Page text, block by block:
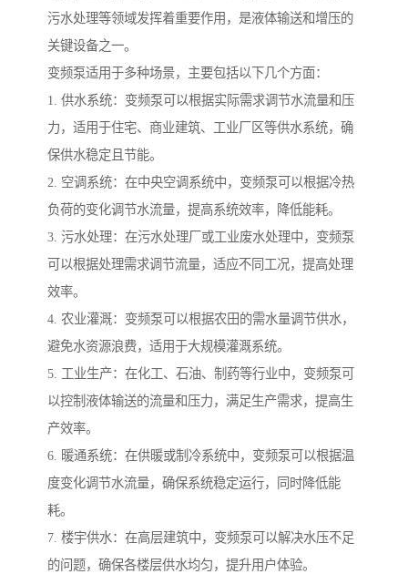
污水处理等领域发挥着重要作用，是液体输送和增压的
关键设备之一。
变频泵适用于多种场景，主要包括以下几个方面：
1. 供水系统：变频泵可以根据实际需求调节水流量和压
力，适用于住宅、商业建筑、工业厂区等供水系统，确
保供水稳定且节能。
2. 空调系统：在中央空调系统中，变频泵可以根据冷热
负荷的变化调节水流量，提高系统效率，降低能耗。
3. 污水处理：在污水处理厂或工业废水处理中，变频泵
可以根据处理需求调节流量，适应不同工况，提高处理
效率。
4. 农业灌溉：变频泵可以根据农田的需水量调节供水，
避免水资源浪费，适用于大规模灌溉系统。
5. 工业生产：在化工、石油、制药等行业中，变频泵可
以控制液体输送的流量和压力，满足生产需求，提高生
产效率。
6. 暖通系统：在供暖或制冷系统中，变频泵可以根据温
度变化调节水流量，确保系统稳定运行，同时降低能
耗。
7. 楼宇供水：在高层建筑中，变频泵可以解决水压不足
的问题，确保各楼层供水均匀，提升用户体验。